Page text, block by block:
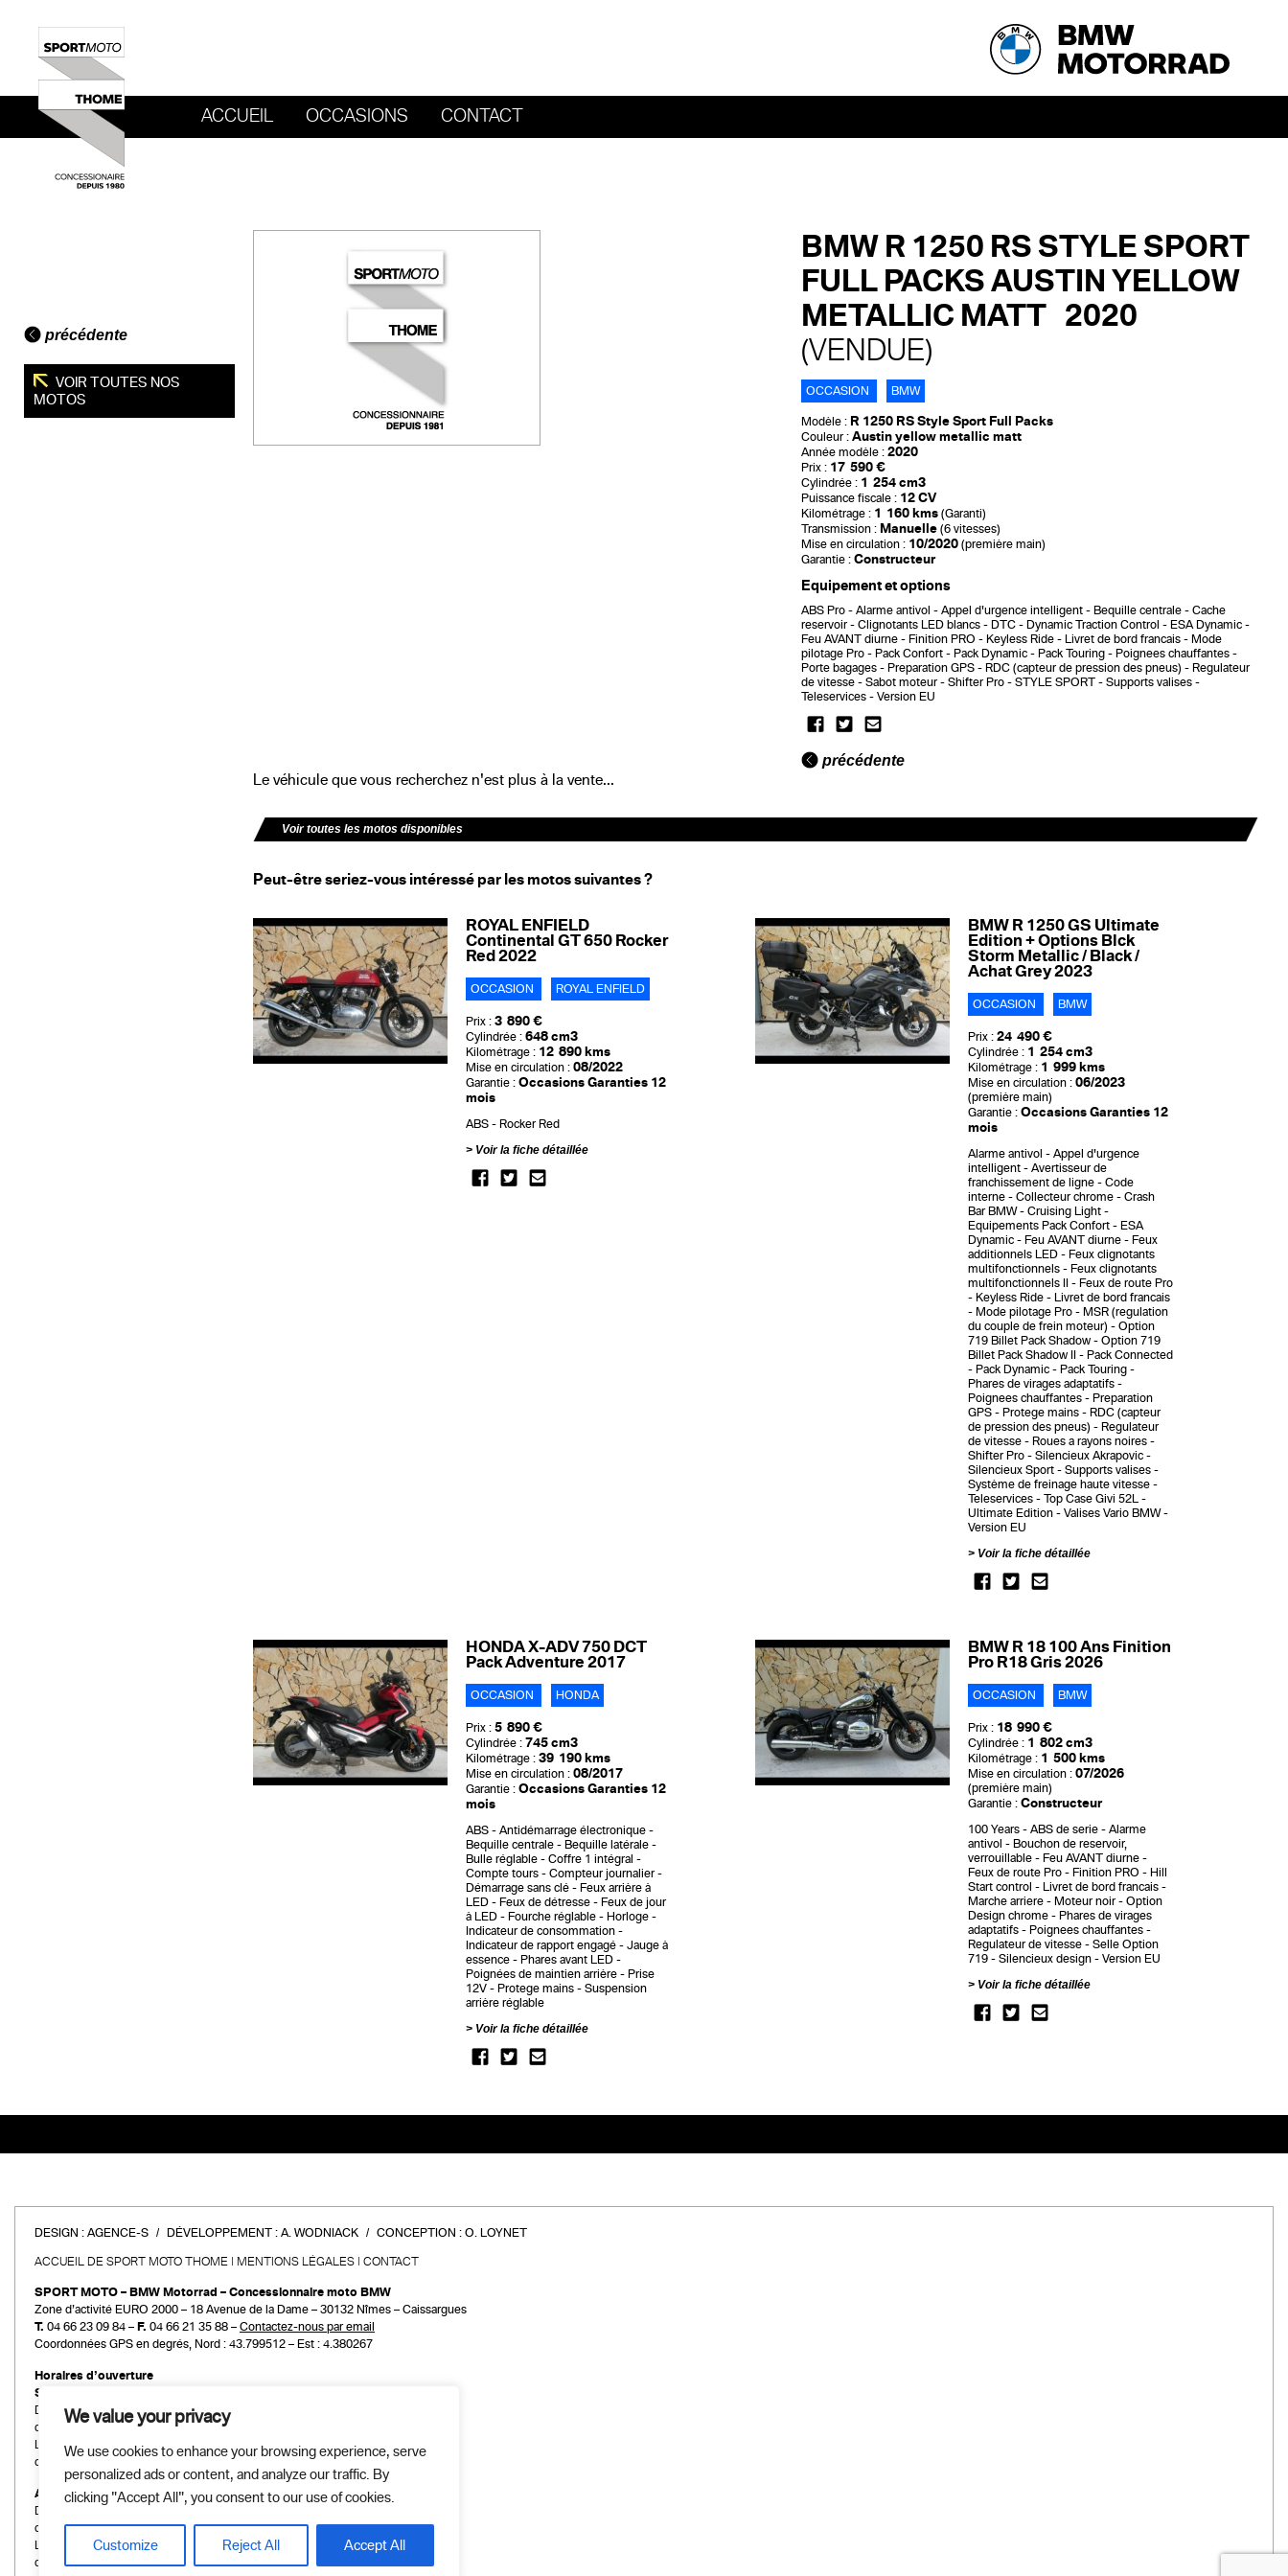
We value your privacy
We use cookies to enhance your browsing experience, serve
personalized ads or content, and analyze our traffic. By
clicking "Accept All", you consent to our use of cookies.
Customize Reject All Accept All
ACCUEIL OCCASIONS CONTACT
précédente
VOIR TOUTES NOS
MOTOS
BMW R 1250 RS STYLE SPORT
FULL PACKS AUSTIN YELLOW
METALLIC MATT 2020
(VENDUE)
OCCASION BMW
Modèle : R 1250 RS Style Sport Full Packs
Couleur : Austin yellow metallic matt
Année modèle : 2020
Prix : 17 590 €
Cylindrée : 1 254 cm3
Puissance fiscale : 12 CV
Kilométrage : 1 160 kms(Garanti)
Transmission : Manuelle(6 vitesses)
Mise en circulation : 10/2020(première main)
Garantie : Constructeur
Equipement et options
ABS Pro Alarme antivol Appel d'urgence intelligent Bequille centrale
Cache
reservoir
Clignotants LED blancs DTC - Dynamic Traction Control
ESA Dynamic
Feu AVANT diurne
Finition PRO Keyless Ride Livret de bord francais
Mode
pilotage Pro
Pack Confort Pack Dynamic Pack Touring
Poignees chauffantes
Porte bagages
Preparation GPS RDC (capteur de pression des pneus)
Regulateur
de vitesse
Sabot moteur Shifter Pro STYLE SPORT
Supports valises
Teleservices
Version EU
précédente
Le véhicule que vous recherchez n'est plus à la vente...
Voir toutes les motos disponibles
Peut-être seriez-vous intéressé par les motos suivantes ?
ROYAL ENFIELD
Continental GT 650 Rocker
Red 2022
OCCASION ROYAL ENFIELD
Prix : 3 890 €
Cylindrée : 648 cm3
Kilométrage : 12 890 kms
Mise en circulation : 08/2022
Garantie : Occasions Garanties 12
mois
ABS
Rocker Red
Voir la fiche détaillée
BMW R 1250 GS Ultimate
Edition + Options Blck
Storm Metallic / Black /
Achat Grey 2023
OCCASION BMW
Prix : 24 490 €
Cylindrée : 1 254 cm3
Kilométrage : 1 999 kms
Mise en circulation : 06/2023
(première main)
Garantie : Occasions Garanties 12
mois
Alarme antivol
Appel d'urgence
intelligent
Avertisseur de
franchissement de ligne
Code
interne
Collecteur chrome
Crash
Bar BMW
Cruising Light
Equipements Pack Confort
ESA
Dynamic
Feu AVANT diurne
Feux
additionnels LED
Feux clignotants
multifonctionnels
Feux clignotants
multifonctionnels II
Feux de route Pro
Keyless Ride
Livret de bord francais
Mode pilotage Pro
MSR (regulation
du couple de frein moteur)
Option
719 Billet Pack Shadow
Option 719
Billet Pack Shadow II
Pack Connected
Pack Dynamic
Pack Touring
Phares de virages adaptatifs
Poignees chauffantes
Preparation
GPS
Protege mains
RDC (capteur
de pression des pneus)
Regulateur
de vitesse
Roues a rayons noires
Shifter Pro
Silencieux Akrapovic
Silencieux Sport
Supports valises
Système de freinage haute vitesse
Teleservices
Top Case Givi 52L
Ultimate Edition
Valises Vario BMW
Version EU
Voir la fiche détaillée
HONDA X-ADV 750 DCT
Pack Adventure 2017
OCCASION HONDA
Prix : 5 890 €
Cylindrée : 745 cm3
Kilométrage : 39 190 kms
Mise en circulation : 08/2017
Garantie : Occasions Garanties 12
mois
ABS
Antidémarrage électronique
Bequille centrale
Bequille latérale
Bulle réglable
Coffre 1 intégral
Compte tours
Compteur journalier
Démarrage sans clé
Feux arrière à
LED
Feux de détresse
Feux de jour
à LED
Fourche réglable
Horloge
Indicateur de consommation
Indicateur de rapport engagé
Jauge à
essence
Phares avant LED
Poignées de maintien arrière
Prise
12V
Protege mains
Suspension
arrière réglable
Voir la fiche détaillée
BMW R 18 100 Ans Finition
Pro R18 Gris 2026
OCCASION BMW
Prix : 18 990 €
Cylindrée : 1 802 cm3
Kilométrage : 1 500 kms
Mise en circulation : 07/2026
(première main)
Garantie : Constructeur
100 Years ABS de serie
Alarme
antivol
Bouchon de reservoir,
verrouillable
Feu AVANT diurne
Feux de route Pro
Finition PRO
Hill
Start control
Livret de bord francais
Marche arriere
Moteur noir
Option
Design chrome
Phares de virages
adaptatifs
Poignees chauffantes
Regulateur de vitesse
Selle Option
719
Silencieux design
Version EU
Voir la fiche détaillée
DESIGN : AGENCE-S DÉVELOPPEMENT : A. WODNIACK CONCEPTION : O. LOYNET
ACCUEIL DE SPORT MOTO THOME MENTIONS LÉGALES CONTACT
SPORT MOTO – BMW Motorrad – Concessionnaire moto BMW
Zone d’activité EURO 2000 – 18 Avenue de la Dame – 30132 Nîmes – Caissargues
T. 04 66 23 09 84 – F. 04 66 21 35 88 – Contactez-nous par email
Coordonnées GPS en degrés, Nord : 43.799512 – Est : 4.380267
Horaires d’ouverture
Service commercial
Du mardi au vendredi :
de 9h00 à 12h00 et de 14h00 à 19h00
Le samedi :
de 9h00 à 12h00 et de 14h00 à 18h00
Atelier et Pièces détachées
Du mardi au vendredi :
de 9h00 à 12h00 et de 14h00 à 19h00
Le samedi :
de 9h00 à 12h00 et de 14h00 à 18h00